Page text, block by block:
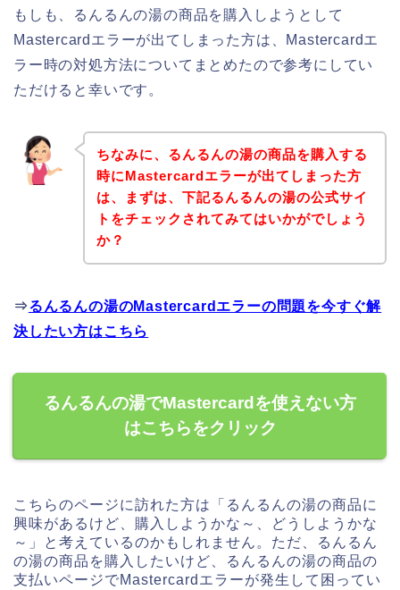
もしも、るんるんの湯の商品を購入しようとして
Mastercardエラーが出てしまった方は、Mastercardエ
ラー時の対処方法についてまとめたので参考にしてい
ただけると幸いです。
ちなみに、るんるんの湯の商品を購入する
時にMastercardエラーが出てしまった方
は、まずは、下記るんるんの湯の公式サイ
トをチェックされてみてはいかがでしょう
か？
⇒るんるんの湯のMastercardエラーの問題を今すぐ解
決したい方はこちら
るんるんの湯でMastercardを使えない方
はこちらをクリック
こちらのページに訪れた方は「るんるんの湯の商品に
興味があるけど、購入しようかな～、どうしようかな
～」と考えているのかもしれません。ただ、るんるん
の湯の商品を購入したいけど、るんるんの湯の商品の
支払いページでMastercardエラーが発生して困ってい